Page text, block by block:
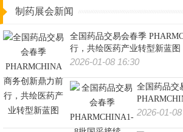
制药展会新闻
全国药品交易会春季
行，共绘医药产业转型新蓝图
2026-01-08 16:30
全国药品交
个品种开始
2026-01-